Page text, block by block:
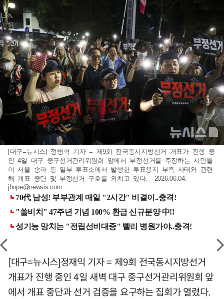
[대구=뉴시스] 정병혁 기자 = 제9회 전국동시지방선거 개표가 진행 중
인 4일 대구 중구선거관리위원회 앞에서 부정선거를 주장하는 시민들
이 서울 송파 등 일부 투표소에서 발생한 투표용지 부족 사태와 관련
해 개표 중단 및 부정선거 구호를 외치고 있다. 2026.06.04.
jhope@newsis.com
[대구=뉴시스]정재익 기자 = 제9회 전국동시지방선거
개표가 진행 중인 4일 새벽 대구 중구선거관리위원회 앞
에서 개표 중단과 선거 검증을 요구하는 집회가 열렸다.